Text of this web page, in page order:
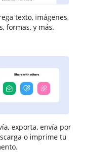
texto, imágenes,
formas, y más.
exporta, envía por
o imprime tu